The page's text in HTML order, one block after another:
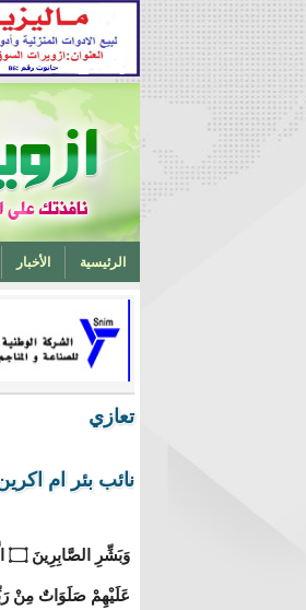
الرئيسية الأخبار
تخرج أحد ابناء
تعازي
نائب بئر ام
عَلَيْهِمْ صَلَوَاتٌ مِنْ